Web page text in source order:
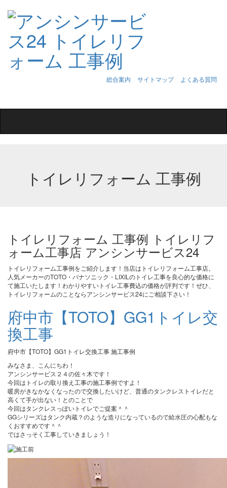
総合案内 サイトマップ
よくある質問
トイレリフォーム 工事例
トイレリフォーム 工事例 トイレリフ
ォーム工事店 アンシンサービス24
トイレリフォーム工事例をご紹介します！当店はトイレリフォーム工事店。
人気メーカーのTOTO・パナソニック・LIXILのトイレ工事を良心的な価格に
て施工いたします！わかりやすいトイレ工事費込の価格が評判です！ぜひ、
トイレリフォームのことならアンシンサービス24にご相談下さい！
府中市【TOTO】GG1トイレ交
換工事
府中市【TOTO】GG1トイレ交換工事 施工事例
みなさま、こんにちわ！
アンシンサービス２４の佐々木です！
今回はトイレの取り換え工事の施工事例ですよ！
暖房がきなかなくなったので交換したいけど、普通のタンクレストイレだと
高くて手が出ない！とのことで
今回はタンクレスっぽいトイレでご提案＾＾
GGシリーズはタンク内蔵？のような造りになっているので給水圧の心配もな
くおすすめです＾＾
ではさっそく工事していきましょう！